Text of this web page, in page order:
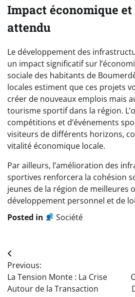
Impact économique
attendu
Le développement des
un impact significatif sur
sociale des habitants de
locales estiment que ces projets
créer de nouveaux emplois mais
tourisme sportif dans la région.
compétitions et d’événements
visiteurs de différents horizons,
vitalité économique locale.
Par ailleurs, l’amélioration des
sportives renforcera la cohésion
jeunes de la région de meilleures
développement personnel et de
Posted in
Société
Navigation
de
l’article
Previous:
La Tension Monte : La Crise
Autour de la Transaction